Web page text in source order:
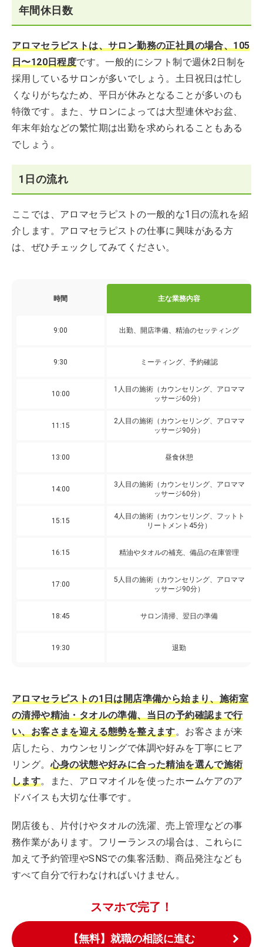
年間休日数
アロマセラピストは、サロン勤務の正社員の場合、105
日〜120日程度です。一般的にシフト制で週休2日制を
採用しているサロンが多いでしょう。土日祝日は忙し
くなりがちなため、平日が休みとなることが多いのも
特徴です。また、サロンによっては大型連休やお盆、
年末年始などの繁忙期は出勤を求められることもある
でしょう。
1日の流れ
ここでは、アロマセラピストの一般的な1日の流れを紹
介します。アロマセラピストの仕事に興味がある方
は、ぜひチェックしてみてください。
時間 主な業務内容
9:00 出勤、開店準備、精油のセッティング
9:30 ミーティング、予約確認
10:00
1人目の施術（カウンセリング、アロママ
ッサージ60分）
11:15
2人目の施術（カウンセリング、アロママ
ッサージ90分）
13:00 昼食休憩
14:00
3人目の施術（カウンセリング、アロママ
ッサージ60分）
15:15
4人目の施術（カウンセリング、フットト
リートメント45分）
16:15 精油やタオルの補充、備品の在庫管理
17:00
5人目の施術（カウンセリング、アロママ
ッサージ90分）
18:45 サロン清掃、翌日の準備
19:30 退勤
アロマセラピストの1日は開店準備から始まり、施術室
の清掃や精油・タオルの準備、当日の予約確認まで行
い、お客さまを迎える態勢を整えます。お客さまが来
店したら、カウンセリングで体調や好みを丁寧にヒア
リング。心身の状態や好みに合った精油を選んで施術
します。また、アロマオイルを使ったホームケアのア
ドバイスも大切な仕事です。
閉店後も、片付けやタオルの洗濯、売上管理などの事
務作業があります。フリーランスの場合は、これらに
加えて予約管理やSNSでの集客活動、商品発注なども
すべて自分で行わなければいけません。
スマホで完了！
【無料】就職の相談に進む